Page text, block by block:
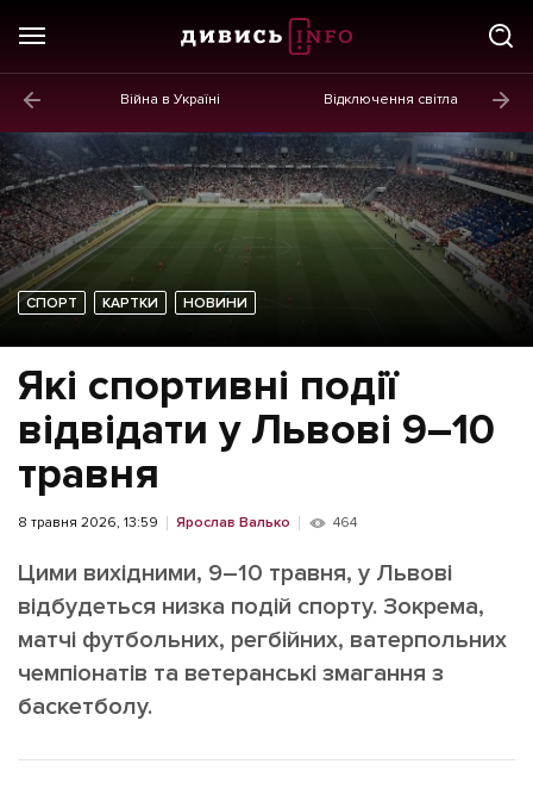
Війна в Україні Відключення світла
Новини
Політика
Економіка
Бізнес
Життя
Культура
Афіша
Інтерв'ю
Картки
Репортаж
Розслідування
Прес-релізи
Фото/Відео
Made in Lviv
СПОРТ КАРТКИ НОВИНИ
Які спортивні події
відвідати у Львові 9–10
травня
8 травня 2026, 13:59 Ярослав Валько 464
Цими вихідними, 9–10 травня, у Львові
відбудеться низка подій спорту. Зокрема,
матчі футбольних, регбійних, ватерпольних
чемпіонатів та ветеранські змагання з
баскетболу.